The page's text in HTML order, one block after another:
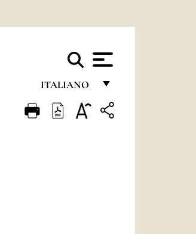
ITALIANO
FRANÇAIS